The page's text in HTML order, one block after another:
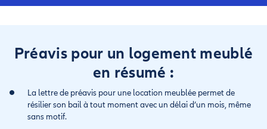
Préavis pour un logement meublé
en résumé :
La lettre de préavis pour une location meublée permet de
résilier son bail à tout moment avec un délai d’un mois, même
sans motif.